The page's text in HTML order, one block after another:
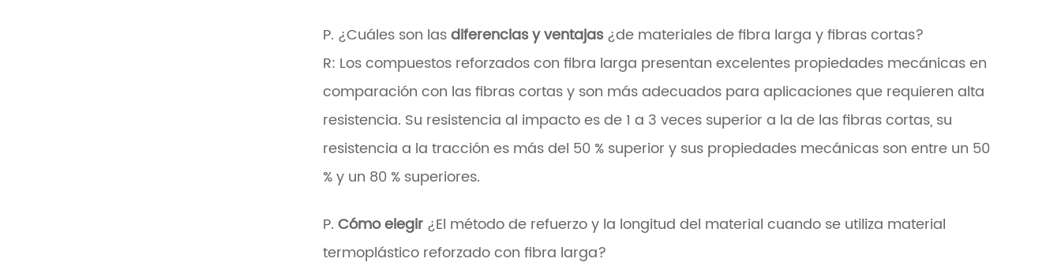
P. ¿Cuáles son lasdiferencias y ventajas ¿de materiales de fibra larga y fibras cortas?
R: Los compuestos reforzados con fibra larga presentan excelentes propiedades mecánicas en
comparación con las fibras cortas y son más adecuados para aplicaciones que requieren alta
resistencia. Su resistencia al impacto es de 1 a 3 veces superior a la de las fibras cortas, su
resistencia a la tracción es más del 50 % superior y sus propiedades mecánicas son entre un 50
% y un 80 % superiores.
P. Cómo elegir ¿El método de refuerzo y la longitud del material cuando se utiliza material
termoplástico reforzado con fibra larga?